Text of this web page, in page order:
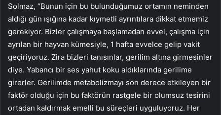
Solmaz, “Bunun için bu bulunduğumuz ortamın neminden
aldığı gün ışığına kadar kıymetli ayrıntılara dikkat etmemiz
gerekiyor. Bizler çalışmaya başlamadan evvel, çalışma için
ayrılan bir hayvan kümesiyle, 1 hafta evvelce gelip vakit
geçiriyoruz. Zira bizleri tanısınlar, gerilim altına girmesinler
diye. Yabancı bir ses yahut koku aldıklarında gerilime
girerler. Gerilimde metabolizmayı son derece etkileyen bir
faktör olduğu için bu faktörün rastgele bir olumsuz tesirini
ortadan kaldırmak emelli bu süreçleri uyguluyoruz. Her